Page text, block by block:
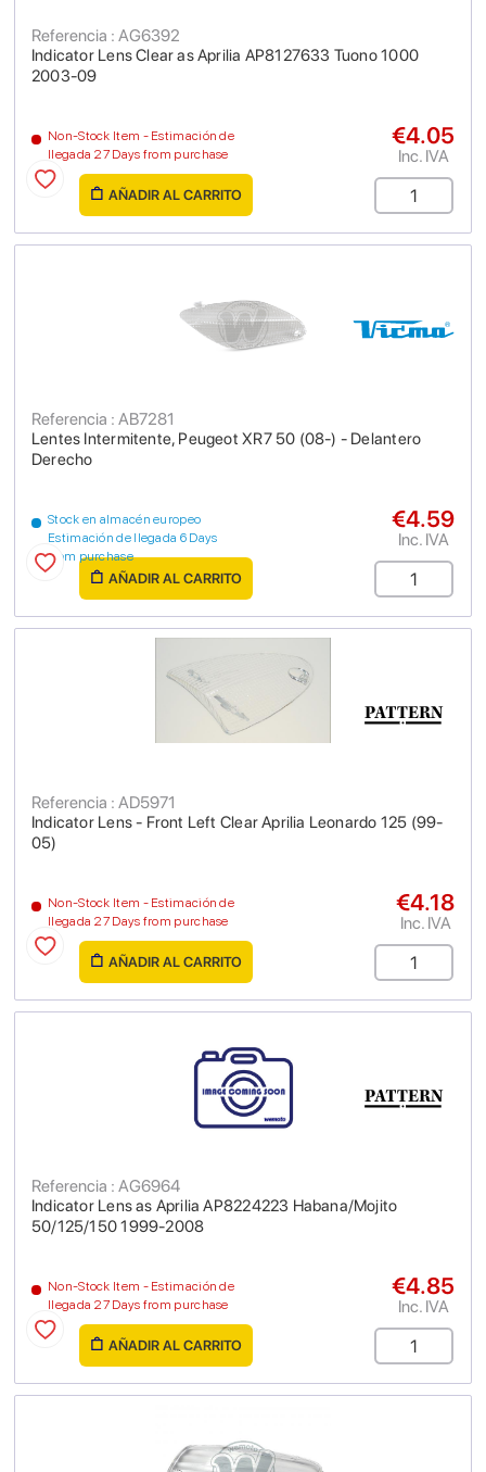
Indicator Lens Clear as Aprilia AP8127633 Tuono 1000
2003-09
Referencia : AG6392
Non-Stock Item - Estimación de
llegada 27 Days from purchase
€4.05
Inc. IVA
AÑADIR AL CARRITO
Lentes Intermitente, Peugeot XR7 50 (08-) - Delantero
Derecho
Referencia : AB7281
Stock en almacén europeo
Estimación de llegada 6 Days
from purchase
€4.59
Inc. IVA
AÑADIR AL CARRITO
Indicator Lens - Front Left Clear Aprilia Leonardo 125 (99-
05)
Referencia : AD5971
Non-Stock Item - Estimación de
llegada 27 Days from purchase
€4.18
Inc. IVA
AÑADIR AL CARRITO
Indicator Lens as Aprilia AP8224223 Habana/Mojito
50/125/150 1999-2008
Referencia : AG6964
Non-Stock Item - Estimación de
llegada 27 Days from purchase
€4.85
Inc. IVA
AÑADIR AL CARRITO